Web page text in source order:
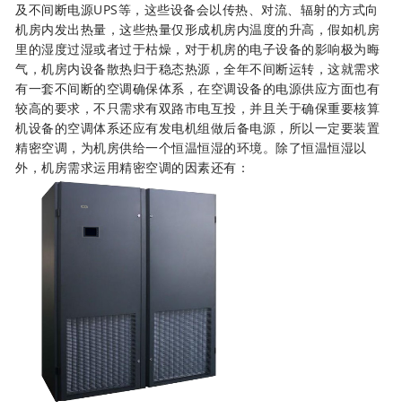
及不间断电源UPS等，这些设备会以传热、对流、辐射的方式向
机房内发出热量，这些热量仅形成机房内温度的升高，假如机房
里的湿度过湿或者过于枯燥，对于机房的电子设备的影响极为晦
气，机房内设备散热归于稳态热源，全年不间断运转，这就需求
有一套不间断的空调确保体系，在空调设备的电源供应方面也有
较高的要求，不只需求有双路市电互投，并且关于确保重要核算
机设备的空调体系还应有发电机组做后备电源，所以一定要装置
精密空调，为机房供给一个恒温恒湿的环境。除了恒温恒湿以
外，机房需求运用精密空调的因素还有：